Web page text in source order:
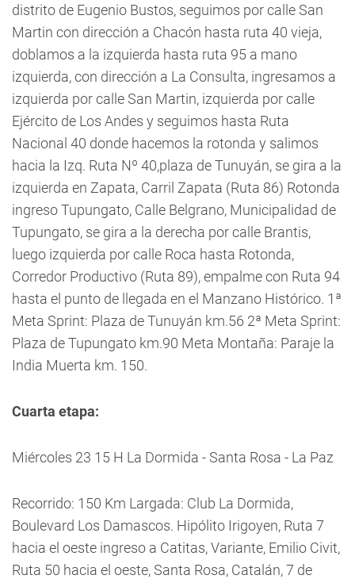
distrito de Eugenio Bustos, seguimos por calle San
Martin con dirección a Chacón hasta ruta 40 vieja,
doblamos a la izquierda hasta ruta 95 a mano
izquierda, con dirección a La Consulta, ingresamos a
izquierda por calle San Martin, izquierda por calle
Ejército de Los Andes y seguimos hasta Ruta
Nacional 40 donde hacemos la rotonda y salimos
hacia la Izq. Ruta Nº 40,plaza de Tunuyán, se gira a la
izquierda en Zapata, Carril Zapata (Ruta 86) Rotonda
ingreso Tupungato, Calle Belgrano, Municipalidad de
Tupungato, se gira a la derecha por calle Brantis,
luego izquierda por calle Roca hasta Rotonda,
Corredor Productivo (Ruta 89), empalme con Ruta 94
hasta el punto de llegada en el Manzano Histórico. 1ª
Meta Sprint: Plaza de Tunuyán km.56 2ª Meta Sprint:
Plaza de Tupungato km.90 Meta Montaña: Paraje la
India Muerta km. 150.
Cuarta etapa:
Miércoles 23 15 H La Dormida - Santa Rosa - La Paz
Recorrido: 150 Km Largada: Club La Dormida,
Boulevard Los Damascos. Hipólito Irigoyen, Ruta 7
hacia el oeste ingreso a Catitas, Variante, Emilio Civit,
Ruta 50 hacia el oeste, Santa Rosa, Catalán, 7 de